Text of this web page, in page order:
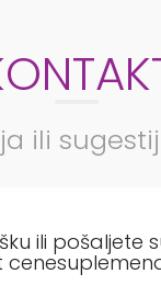
ili
ili pošaljete